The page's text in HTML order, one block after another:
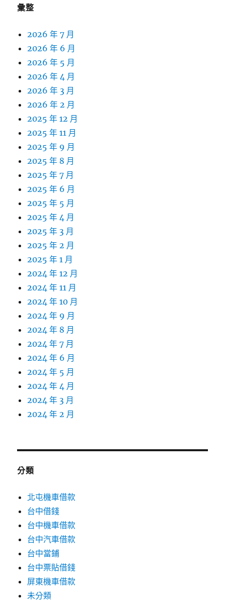
彙整
2026 年 7 月
2026 年 6 月
2026 年 5 月
2026 年 4 月
2026 年 3 月
2026 年 2 月
2025 年 12 月
2025 年 11 月
2025 年 9 月
2025 年 8 月
2025 年 7 月
2025 年 6 月
2025 年 5 月
2025 年 4 月
2025 年 3 月
2025 年 2 月
2025 年 1 月
2024 年 12 月
2024 年 11 月
2024 年 10 月
2024 年 9 月
2024 年 8 月
2024 年 7 月
2024 年 6 月
2024 年 5 月
2024 年 4 月
2024 年 3 月
2024 年 2 月
分類
北屯機車借款
台中借錢
台中機車借款
台中汽車借款
台中當鋪
台中票貼借錢
屏東機車借款
未分類